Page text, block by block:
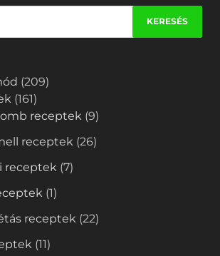
(209)
(161)
receptek (9)
receptek (26)
receptek (7)
(1)
receptek (22)
(11)